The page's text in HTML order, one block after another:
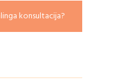
konsultacija?